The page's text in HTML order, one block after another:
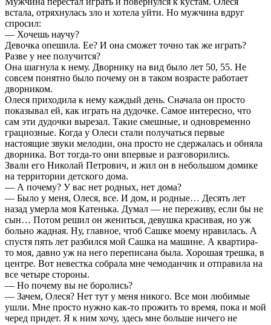
встала, отряхнулась зло и хотела уйти. Но мужчина вдруг
спросил:
— Хочешь научу?
Девочка опешила. Ее? И она сможет точно так же играть?
Разве у нее получится?
Она шагнула к нему. Дворнику на вид было лет 50, 55. Не
совсем понятно было почему он в таком возрасте работает
дворником.
Олеся приходила к нему каждый день. Сначала он просто
показывал ей, как играть на дудочке. Самое интересно, что
сам эти дудочки вырезал. Такие смешные, и одновременно
грациозные. Когда у Олеси стали получаться первые
настоящие звуки мелодии, она просто не сдержалась и обняла
дворника. Вот тогда-то они впервые и разговорились.
Звали его Николай Петрович, и жил он в небольшом домике
на территории детского дома.
— А почему? У вас нет родных, нет дома?
— Было у меня, Олеся, все. И дом, и родные… Десять лет
назад умерла моя Катенька. Думал — не переживу, если бы не
сын… Потом решил он жениться, девушка красивая, но уж
больно жадная. Ну, главное, чтоб Сашке моему нравилась. А
спустя пять лет разбился мой Сашка на машине. А квартира-
то моя, давно уж на него переписана была. Хорошая трешка, в
центре. Вот невестка собрала мне чемоданчик и отправила на
все четыре стороны.
— Но почему вы не боролись?
— Зачем, Олеся? Нет тут у меня никого. Все мои любимые
ушли. Мне просто нужно как-то прожить то время, пока и мой
черед придет. Я к ним хочу, здесь мне больше ничего не